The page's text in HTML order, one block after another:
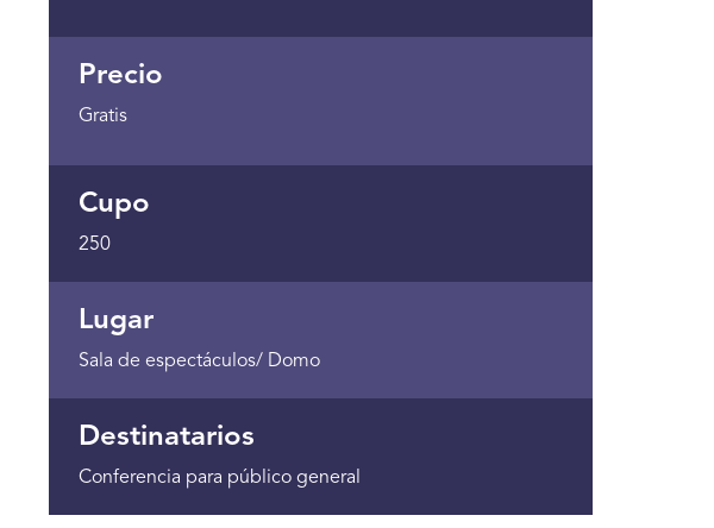
Precio
Gratis
Cupo
250
Lugar
Sala de espectáculos/ Domo
Destinatarios
Conferencia para público general